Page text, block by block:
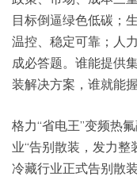
目标倒逼绿色低碳；
温控、稳定可靠；人
成必答题。谁能提供
装解决方案，谁就能
格力“省电王”变频热
业“告别散装，发力
冷藏行业正式告别散